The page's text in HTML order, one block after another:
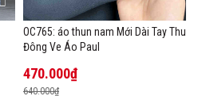
OC765: áo thun nam Mới Dài Tay Thu
Đông Ve Áo Paul
470.000₫
640.000₫